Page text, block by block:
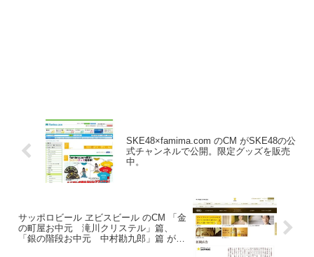
SKE48×famima.com のCM がSKE48の公
式チャンネルで公開。限定グッズを販売
中。
サッポロビール ヱビスビール のCM 「金
の町屋お中元 滝川クリステル」篇、
「銀の階段お中元 中村勘九郎」篇 が公